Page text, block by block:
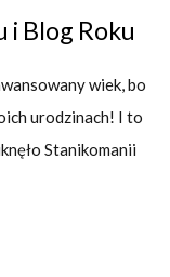
i Blog Roku
wiek, bo
urodzinach! I to
Stanikomanii